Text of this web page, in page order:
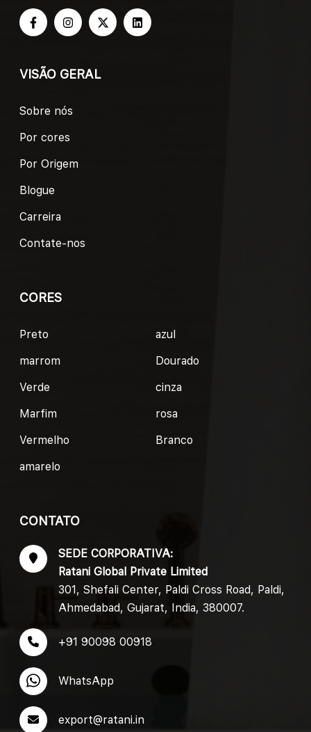
VISÃO GERAL
Sobre nós
Por cores
Por Origem
Blogue
Carreira
Contate-nos
CORES
Preto
azul
marrom
Dourado
Verde
cinza
Marfim
rosa
Vermelho
Branco
amarelo
CONTATO
SEDE CORPORATIVA:
Ratani Global Private Limited
301, Shefali Center, Paldi Cross Road, Paldi,
Ahmedabad, Gujarat, India, 380007.
+91 90098 00918
WhatsApp
export@ratani.in